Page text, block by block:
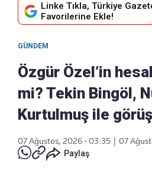
Linke Tıkla, Türkiye
Favorilerine Ekle!
GÜNDEM
Özgür Özel’in
mi? Tekin Bingöl,
Kurtulmuş ile
07 Ağustos, 2026 - 03:35
07
Paylaş